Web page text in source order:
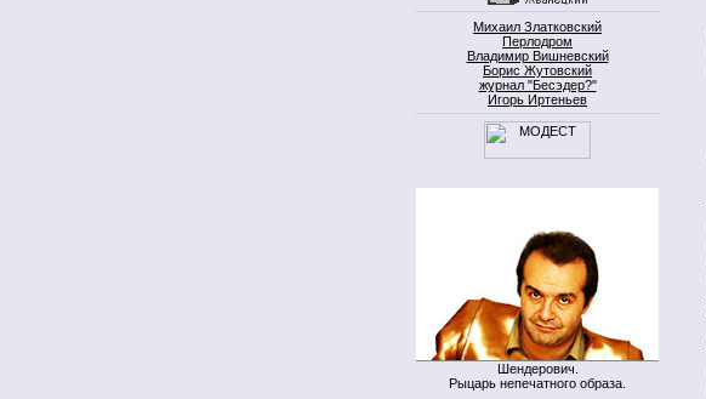
Михаил Златковский
Перлодром
Владимир Вишневский
Борис Жутовский
журнал "Бесэдер?"
Игорь Иртеньев
Шендерович.
Рыцарь непечатного образа.